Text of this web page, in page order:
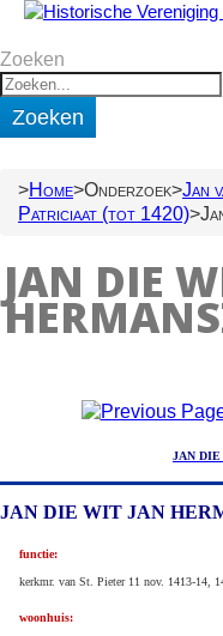
Zoeken
Zoeken
Home Onderzoek Jan
Patriciaat (tot 1420)
JAN DIE
JAN
JAN DIE WIT JAN
functie:
kerkmr. van St. Pieter 11 nov. 1413-14,
woonhuis: